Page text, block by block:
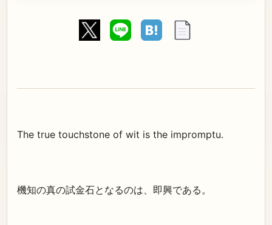
The true touchstone of wit is the impromptu.
機知の真の試金石となるのは、即興である。